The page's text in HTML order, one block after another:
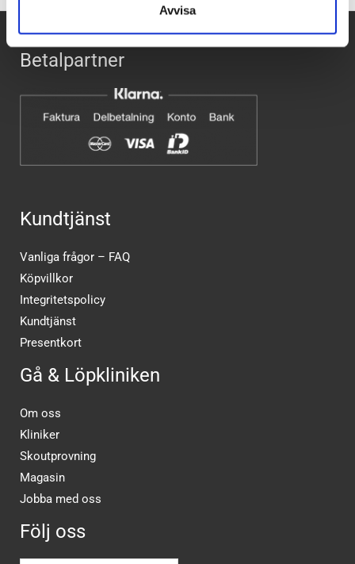
Avvisa
Betalpartner
Kundtjänst
Vanliga frågor – FAQ
Köpvillkor
Integritetspolicy
Kundtjänst
Presentkort
Gå & Löpkliniken
Om oss
Kliniker
Skoutprovning
Magasin
Jobba med oss
Följ oss